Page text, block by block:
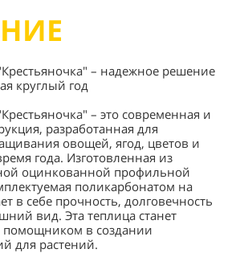
– надежное решение
круглый год
– это современная и
разработанная для
овощей, ягод, цветов и
года. Изготовленная из
оцинкованной профильной
поликарбонатом на
в себе прочность, долговечность
вид. Эта теплица станет
в создании
для растений.